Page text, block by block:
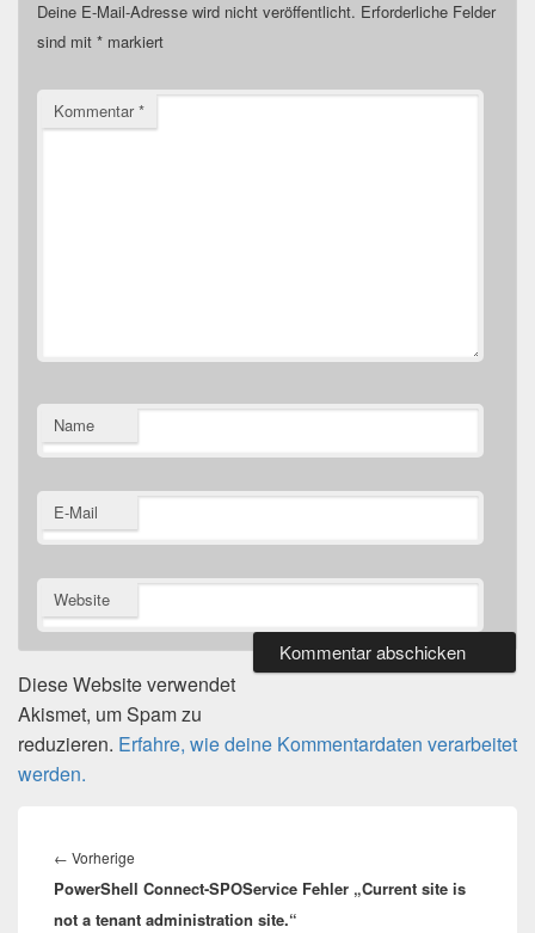
Deine E-Mail-Adresse wird nicht veröffentlicht. Erforderliche Felder
sind mit * markiert
Kommentar*
Name
E-Mail
Website
Diese Website verwendet
Akismet, um Spam zu
reduzieren. Erfahre, wie deine Kommentardaten verarbeitet
werden.
← Vorherige
Beitrag:
PowerShell Connect-SPOService Fehler „Current site is
not a tenant administration site.“